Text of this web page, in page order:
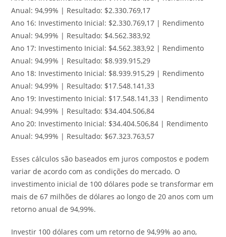
Anual: 94,99% | Resultado: $2.330.769,17
Ano 16: Investimento Inicial: $2.330.769,17 | Rendimento
Anual: 94,99% | Resultado: $4.562.383,92
Ano 17: Investimento Inicial: $4.562.383,92 | Rendimento
Anual: 94,99% | Resultado: $8.939.915,29
Ano 18: Investimento Inicial: $8.939.915,29 | Rendimento
Anual: 94,99% | Resultado: $17.548.141,33
Ano 19: Investimento Inicial: $17.548.141,33 | Rendimento
Anual: 94,99% | Resultado: $34.404.506,84
Ano 20: Investimento Inicial: $34.404.506,84 | Rendimento
Anual: 94,99% | Resultado: $67.323.763,57
Esses cálculos são baseados em juros compostos e podem
variar de acordo com as condições do mercado. O
investimento inicial de 100 dólares pode se transformar em
mais de 67 milhões de dólares ao longo de 20 anos com um
retorno anual de 94,99%.
Investir 100 dólares com um retorno de 94,99% ao ano,